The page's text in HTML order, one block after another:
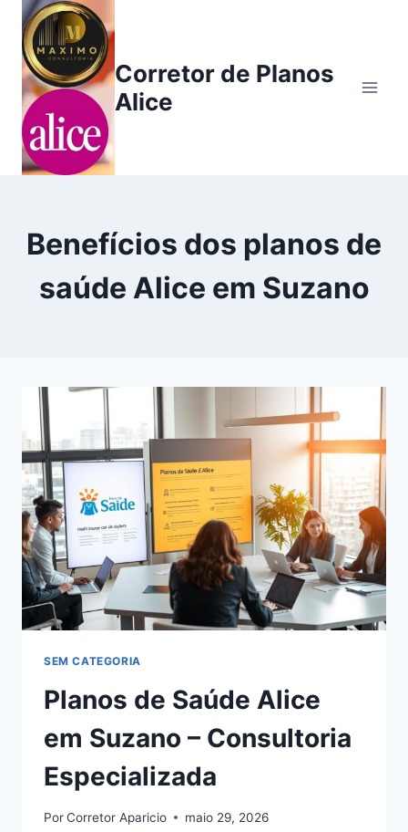
Pular
para
Conteúdo
Corretor de Planos
Alice
Benefícios dos planos de
saúde Alice em Suzano
SEM CATEGORIA
Planos de Saúde Alice
em Suzano – Consultoria
Especializada
PorCorretor Aparicio maio 29, 2026